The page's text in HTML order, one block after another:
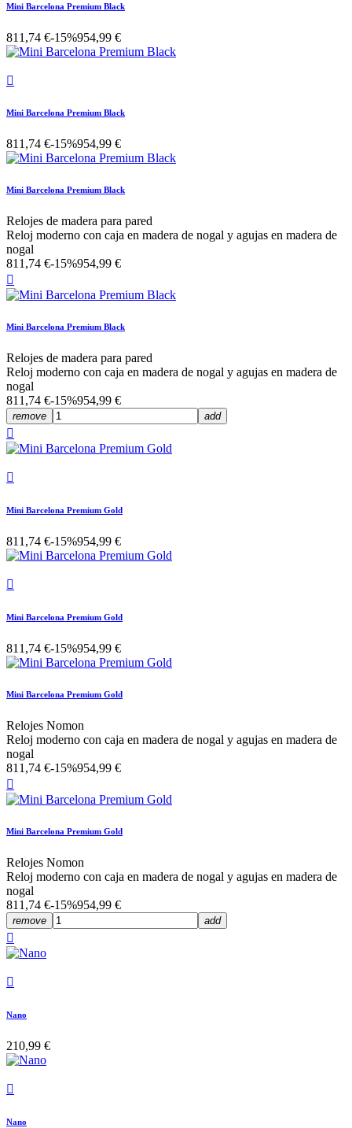
Mini Barcelona Premium Black
811,74 €-15%954,99 €

Mini Barcelona Premium Black
811,74 €-15%954,99 €
Mini Barcelona Premium Black
Relojes de madera para pared
Reloj moderno con caja en madera de nogal y agujas en madera de
nogal
811,74 €-15%954,99 €

Mini Barcelona Premium Black
Relojes de madera para pared
Reloj moderno con caja en madera de nogal y agujas en madera de
nogal
811,74 €-15%954,99 €
remove add


Mini Barcelona Premium Gold
811,74 €-15%954,99 €

Mini Barcelona Premium Gold
811,74 €-15%954,99 €
Mini Barcelona Premium Gold
Relojes Nomon
Reloj moderno con caja en madera de nogal y agujas en madera de
nogal
811,74 €-15%954,99 €

Mini Barcelona Premium Gold
Relojes Nomon
Reloj moderno con caja en madera de nogal y agujas en madera de
nogal
811,74 €-15%954,99 €
remove add


Nano
210,99 €

Nano